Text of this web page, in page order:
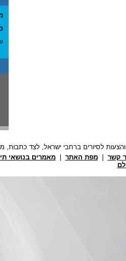
קשר |מפת האתר |מאמרים בנושאי